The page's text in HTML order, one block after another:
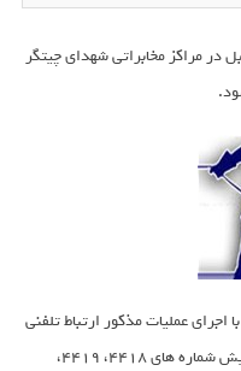
در مراکز مخابراتی شهدای چیتگر
اجرای عملیات مذکور ارتباط تلفنی
مشترکین در مرکز مخابرات شهدای چیتگر با پیش شماره های 4418، 4419،